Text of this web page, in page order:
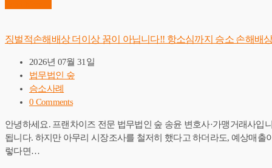
징벌적손해배상 더이상 꿈이 아닙니다!! 항소심까지 승소 손해배
2026년 07월 31일
법무법인 숲
승소사례
0 Comments
안녕하세요. 프랜차이즈 전문 법무법인 숲 송윤 변호사·가맹거래사
됩니다. 하지만 아무리 시장조사를 철저히 했다고 하더라도, 예상매
렇다면…